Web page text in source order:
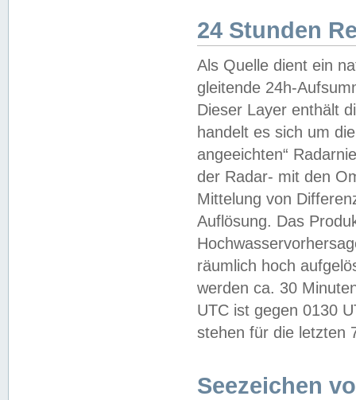
24 Stunden
Als Quelle dient ein
gleitende 24h-
Dieser Layer enthält
handelt es sich um
angeeichten“
der Radar- mit den
Mittelung von
Auflösung. Das
räumlich hoch
werden ca. 30
UTC ist gegen 0130
stehen für die letzten
Seezeichen